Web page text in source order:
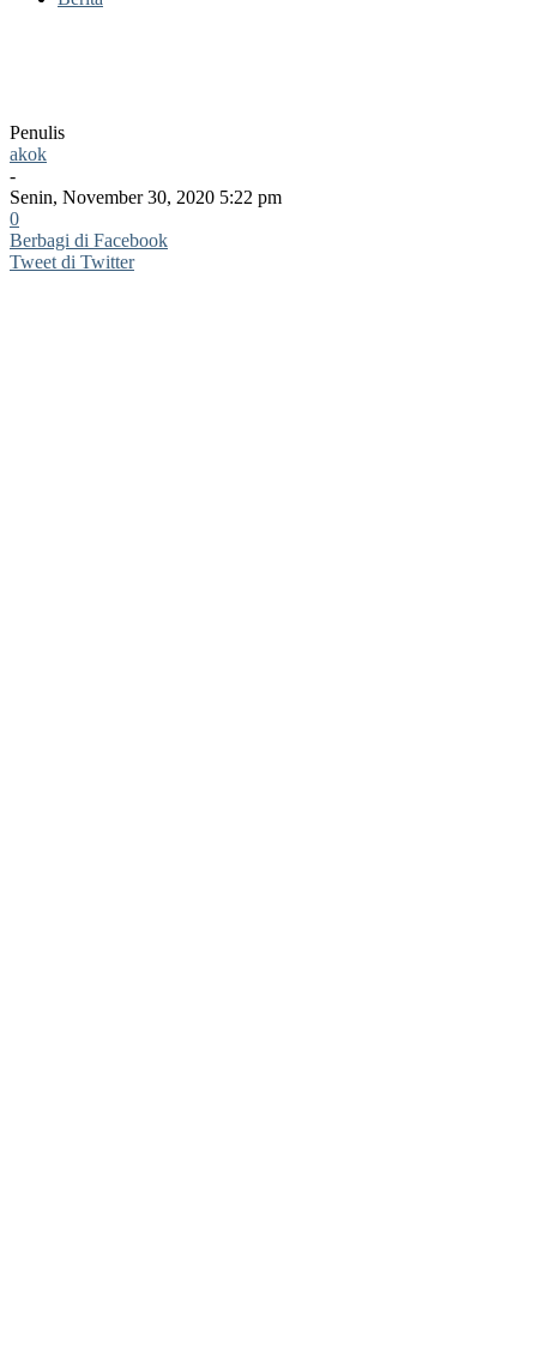
Penulis
akok
-
Senin, November 30, 2020 5:22 pm
0
Berbagi di Facebook
Tweet di Twitter